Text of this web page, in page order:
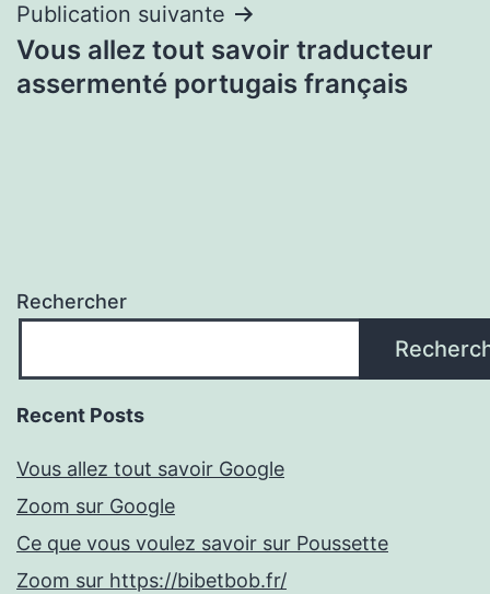
Publication suivante
Vous allez tout savoir traducteur
assermenté portugais français
Rechercher
Recent Posts
Vous allez tout savoir Google
Zoom sur Google
Ce que vous voulez savoir sur Poussette
Zoom sur https://bibetbob.fr/